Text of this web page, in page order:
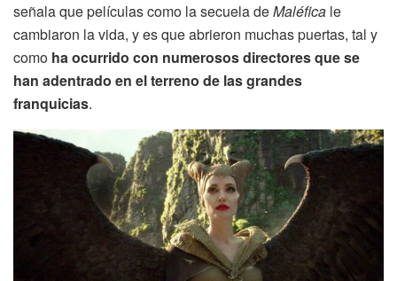
señala que películas como la secuela deMaléfica le
cambiaron la vida, y es que abrieron muchas puertas, tal y
como ha ocurrido con numerosos directores que se
han adentrado en el terreno de las grandes
franquicias.